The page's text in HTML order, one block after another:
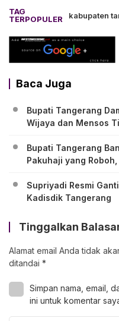
TAG
TERPOPULER
kabupaten
Baca Juga
Bupati Tangerang
Wijaya dan Mensos
Bupati Tangerang
Pakuhaji yang
Supriyadi Resmi
Kadisdik Tangerang
Tinggalkan
Alamat email Anda tidak
ditandai *
Simpan nama, email,
ini untuk komentar